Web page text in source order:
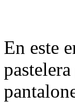
En este